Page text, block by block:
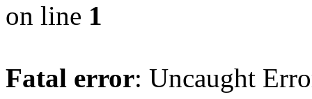
on line 1
Fatal error: Uncaught